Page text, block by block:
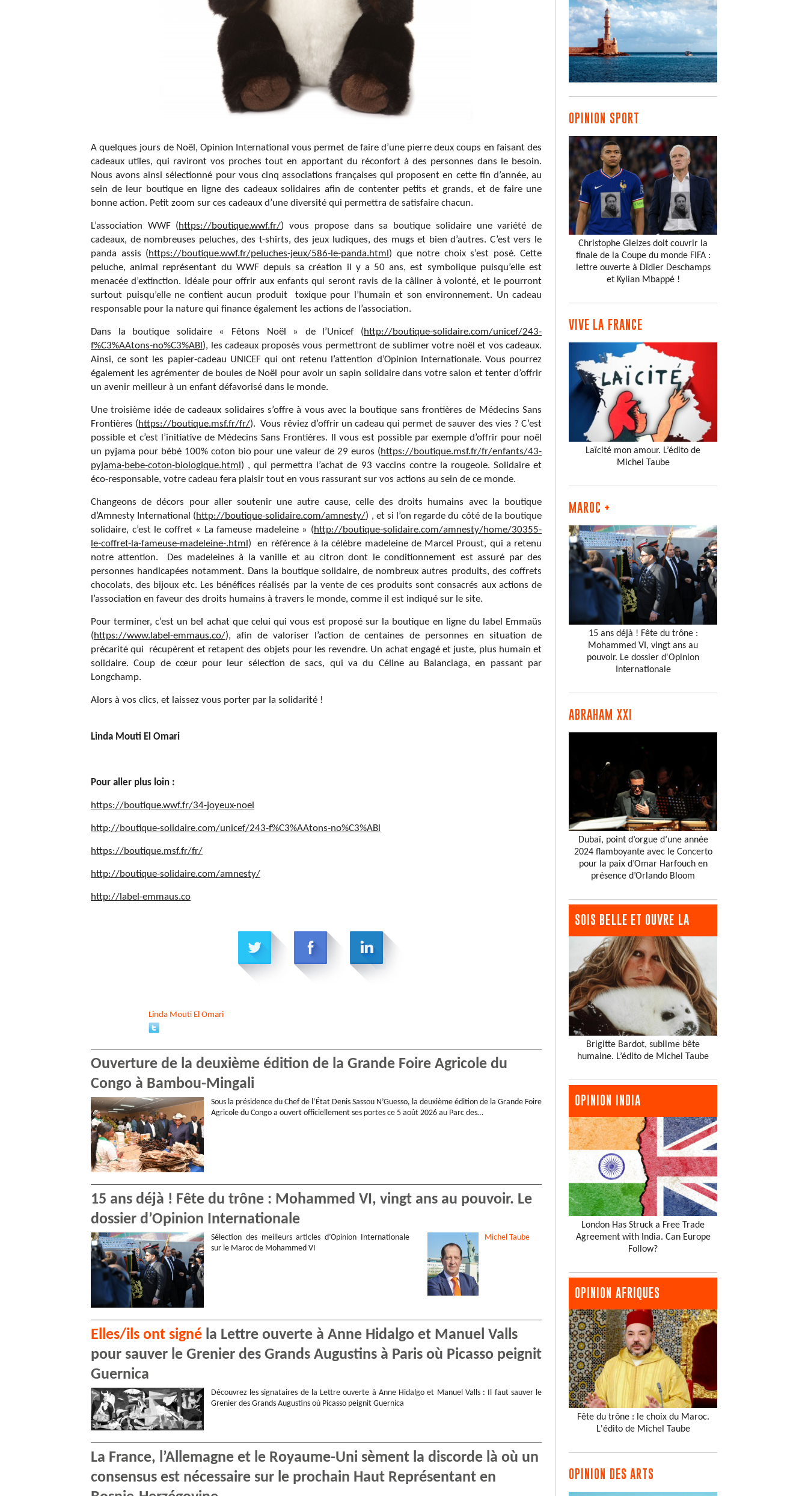
A quelques jours de Noël, Opinion International vous permet de faire d’une pierre deux coups en faisant des
cadeaux utiles, qui raviront vos proches tout en apportant du réconfort à des personnes dans le besoin.
Nous avons ainsi sélectionné pour vous cinq associations françaises qui proposent en cette fin d’année, au
sein de leur boutique en ligne des cadeaux solidaires afin de contenter petits et grands, et de faire une
bonne action. Petit zoom sur ces cadeaux d’une diversité qui permettra de satisfaire chacun.
L’association WWF (https://boutique.wwf.fr/) vous propose dans sa boutique solidaire une variété de
cadeaux, de nombreuses peluches, des t-shirts, des jeux ludiques, des mugs et bien d’autres. C’est vers le
panda assis (https://boutique.wwf.fr/peluches-jeux/586-le-panda.html ) que notre choix s’est posé. Cette
peluche, animal représentant du WWF depuis sa création il y a 50 ans, est symbolique puisqu’elle est
menacée d’extinction. Idéale pour offrir aux enfants qui seront ravis de la câliner à volonté, et le pourront
surtout puisqu’elle ne contient aucun produit toxique pour l’humain et son environnement. Un cadeau
responsable pour la nature qui finance également les actions de l’association.
Dans la boutique solidaire « Fêtons Noël » de l’Unicef (http://boutique-solidaire.com/unicef/243-
f%C3%AAtons-no%C3%ABl ), les cadeaux proposés vous permettront de sublimer votre noël et vos cadeaux.
Ainsi, ce sont les papier-cadeau UNICEF qui ont retenu l’attention d’Opinion Internationale. Vous pourrez
également les agrémenter de boules de Noël pour avoir un sapin solidaire dans votre salon et tenter d’offrir
un avenir meilleur à un enfant défavorisé dans le monde.
Une troisième idée de cadeaux solidaires s’offre à vous avec la boutique sans frontières de Médecins Sans
Frontières (https://boutique.msf.fr/fr/). Vous rêviez d’offrir un cadeau qui permet de sauver des vies ? C’est
possible et c’est l’initiative de Médecins Sans Frontières. Il vous est possible par exemple d’offrir pour noël
un pyjama pour bébé 100% coton bio pour une valeur de 29 euros (https://boutique.msf.fr/fr/enfants/43-
pyjama-bebe-coton-biologique.html ) , qui permettra l’achat de 93 vaccins contre la rougeole. Solidaire et
éco-responsable, votre cadeau fera plaisir tout en vous rassurant sur vos actions au sein de ce monde.
Changeons de décors pour aller soutenir une autre cause, celle des droits humains avec la boutique
d’Amnesty International (http://boutique-solidaire.com/amnesty/) , et si l’on regarde du côté de la boutique
solidaire, c’est le coffret « La fameuse madeleine » (http://boutique-solidaire.com/amnesty/home/30355-
le-coffret-la-fameuse-madeleine-.html ) en référence à la célèbre madeleine de Marcel Proust, qui a retenu
notre attention. Des madeleines à la vanille et au citron dont le conditionnement est assuré par des
personnes handicapées notamment. Dans la boutique solidaire, de nombreux autres produits, des coffrets
chocolats, des bijoux etc. Les bénéfices réalisés par la vente de ces produits sont consacrés aux actions de
l’association en faveur des droits humains à travers le monde, comme il est indiqué sur le site.
Pour terminer, c’est un bel achat que celui qui vous est proposé sur la boutique en ligne du label Emmaüs
(https://www.label-emmaus.co/), afin de valoriser l’action de centaines de personnes en situation de
précarité qui récupèrent et retapent des objets pour les revendre. Un achat engagé et juste, plus humain et
solidaire. Coup de cœur pour leur sélection de sacs, qui va du Céline au Balanciaga, en passant par
Longchamp.
Alors à vos clics, et laissez vous porter par la solidarité !
Linda Mouti El Omari
Pour aller plus loin :
https://boutique.wwf.fr/34-joyeux-noel
http://boutique-solidaire.com/unicef/243-f%C3%AAtons-no%C3%ABl
https://boutique.msf.fr/fr/
http://boutique-solidaire.com/amnesty/
http://label-emmaus.co
Linda Mouti El Omari
Ouverture de la deuxième édition de la Grande Foire Agricole du
Congo à Bambou-Mingali
Sous la présidence du Chef de l’État Denis Sassou N’Guesso, la deuxième édition de la Grande Foire
Agricole du Congo a ouvert officiellement ses portes ce 5 août 2026 au Parc des…
15 ans déjà ! Fête du trône : Mohammed VI, vingt ans au pouvoir. Le
dossier d’Opinion Internationale
Sélection des meilleurs articles d’Opinion Internationale
sur le Maroc de Mohammed VI
Michel Taube
Elles/ils ont signé la Lettre ouverte à Anne Hidalgo et Manuel Valls
pour sauver le Grenier des Grands Augustins à Paris où Picasso peignit
Guernica
Découvrez les signataires de la Lettre ouverte à Anne Hidalgo et Manuel Valls : Il faut sauver le
Grenier des Grands Augustins où Picasso peignit Guernica
La France, l’Allemagne et le Royaume-Uni sèment la discorde là où un
consensus est nécessaire sur le prochain Haut Représentant en
OPINION SPORT
Christophe Gleizes doit couvrir la
finale de la Coupe du monde FIFA :
lettre ouverte à Didier Deschamps
et Kylian Mbappé !
VIVE LA FRANCE
Laïcité mon amour. L’édito de
Michel Taube
MAROC +
15 ans déjà ! Fête du trône :
Mohammed VI, vingt ans au
pouvoir. Le dossier d'Opinion
Internationale
ABRAHAM XXI
Dubaï, point d’orgue d’une année
2024 flamboyante avec le Concerto
pour la paix d’Omar Harfouch en
présence d’Orlando Bloom
SOIS BELLE ET OUVRE LA
Brigitte Bardot, sublime bête
humaine. L’édito de Michel Taube
OPINION INDIA
London Has Struck a Free Trade
Agreement with India. Can Europe
Follow?
OPINION AFRIQUES
Fête du trône : le choix du Maroc.
L'édito de Michel Taube
OPINION DES ARTS